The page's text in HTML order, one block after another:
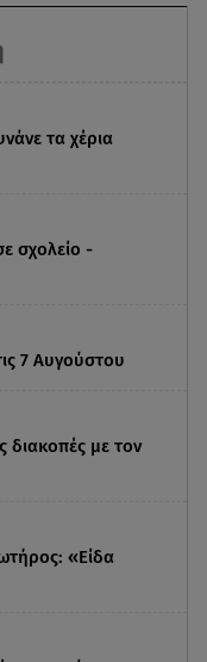
τα χέρια
σχολείο -
7 Αυγούστου
διακοπές με τον
«Είδα